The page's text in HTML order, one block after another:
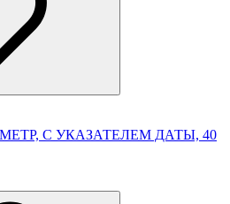
С УКАЗАТЕЛЕМ ДАТЫ, 40